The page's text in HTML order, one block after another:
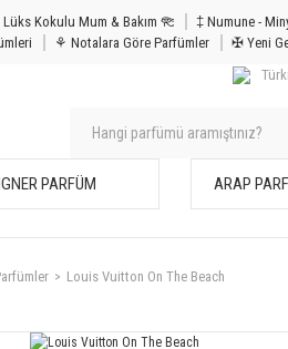
⩭ Lüks Kokulu Mum & Bakım 𐦝 ‡ Numune -
⚘ Notalara Göre Parfümler ✠ Yeni
PARFÜM ARAP
Louis Vuitton On The Beach